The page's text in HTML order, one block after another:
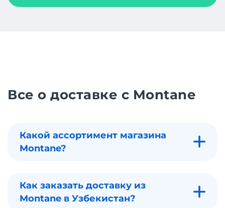
Все о доставке с Montane
Какой ассортимент магазина
Montane?
Как заказать доставку из
Montane в Узбекистан?